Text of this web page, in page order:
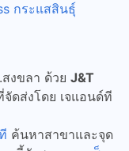
กระแสสินธุ์
สงขลา ด้วย J&T
ดส่งโดย เจแอนด์ที
ค้นหาสาขาและจุด